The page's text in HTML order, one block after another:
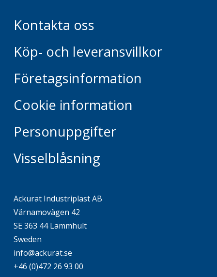
Kontakta oss
Köp- och leveransvillkor
Företagsinformation
Cookie information
Personuppgifter
Visselblåsning
Ackurat Industriplast AB
Värnamovägen 42
SE 363 44 Lammhult
Sweden
info@ackurat.se
+46 (0)472 26 93 00